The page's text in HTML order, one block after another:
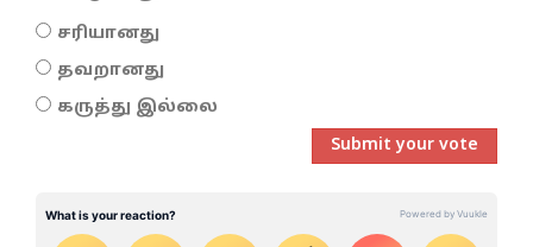
சரியானது
தவறானது
கருத்து இல்லை
Submit your vote